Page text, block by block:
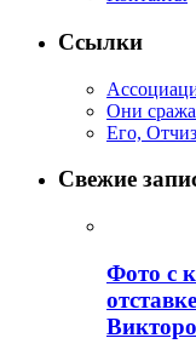
Ссылки
Они
Его,
Свежие
Фото с